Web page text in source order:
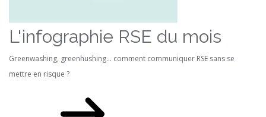
L'infographie RSE du mois
Greenwashing, greenhushing… comment communiquer RSE sans se
mettre en risque ?